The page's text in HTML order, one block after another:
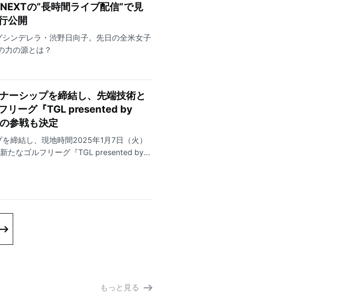
の”長時間ライブ配信”で見
公開
ンデレラ・渋野日向子。先日の全米女子
力の源とは？
シップを締結し、先端技術と
リーグ『TGL presented by
参戦も決定
締結し、現地時間2025年1月7日（火）
たなゴルフリーグ『TGL presented by
もっと見る